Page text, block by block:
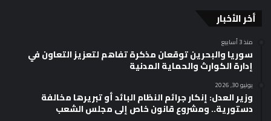
أخر الأخبار
منذ 3 أسابيع
سوريا والبحرين توقعان مذكرة تفاهم لتعزيز التعاون في
إدارة الكوارث والحماية المدنية
يونيو 30, 2026
وزير العدل: إنكار جرائم النظام البائد أو تبريرها مخالفة
دستورية.. ومشروع قانون خاص إلى مجلس الشعب